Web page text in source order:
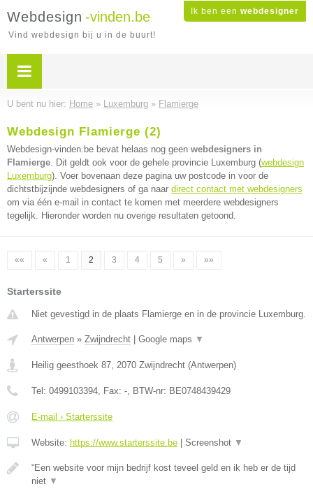
Ik ben een webdesigner
Webdesign -vinden.be
Vind webdesign bij u in de buurt!
U bent nu hier: Home » Luxemburg » Flamierge
Webdesign Flamierge (2)
Webdesign-vinden.be bevat helaas nog geen webdesigners in
Flamierge. Dit geldt ook voor de gehele provincie Luxemburg (webdesign
Luxemburg). Voer bovenaan deze pagina uw postcode in voor de
dichtstbijzijnde webdesigners of ga naar direct contact met webdesigners
om via één e-mail in contact te komen met meerdere webdesigners
tegelijk. Hieronder worden nu overige resultaten getoond.
«« « 1 2 3 4 5 » »»
Starterssite
Niet gevestigd in de plaats Flamierge en in de provincie Luxemburg.
Antwerpen » Zwijndrecht Google maps ▼
Heilig geesthoek 87, 2070 Zwijndrecht (Antwerpen)
Tel: 0499103394, Fax: -, BTW-nr: BE0748439429
E-mail › Starterssite
Website: https://www.starterssite.be Screenshot ▼
“Een website voor mijn bedrijf kost teveel geld en ik heb er de tijd
niet ▼